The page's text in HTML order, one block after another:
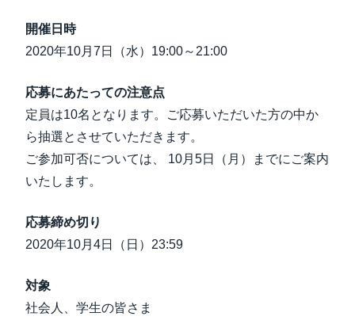
開催日時
2020年10月7日（水）19:00～21:00
応募にあたっての注意点
定員は10名となります。ご応募いただいた方の中か
ら抽選とさせていただきます。
ご参加可否については、 10月5日（月）までにご案内
いたします。
応募締め切り
2020年10月4日（日）23:59
対象
社会人、学生の皆さま